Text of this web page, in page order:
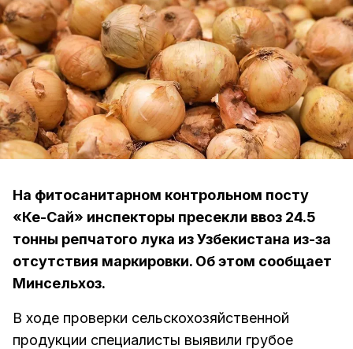
На фитосанитарном контрольном посту
«Кең-Сай» инспекторы пресекли ввоз 24.5
тонны репчатого лука из Узбекистана из-за
отсутствия маркировки. Об этом сообщает
Минсельхоз.
В ходе проверки сельскохозяйственной
продукции специалисты выявили грубое